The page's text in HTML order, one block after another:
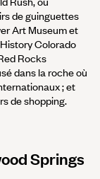
de guinguettes
Art Museum et
Colorado
Rocks
dans la roche où
; et
de shopping.
Springs